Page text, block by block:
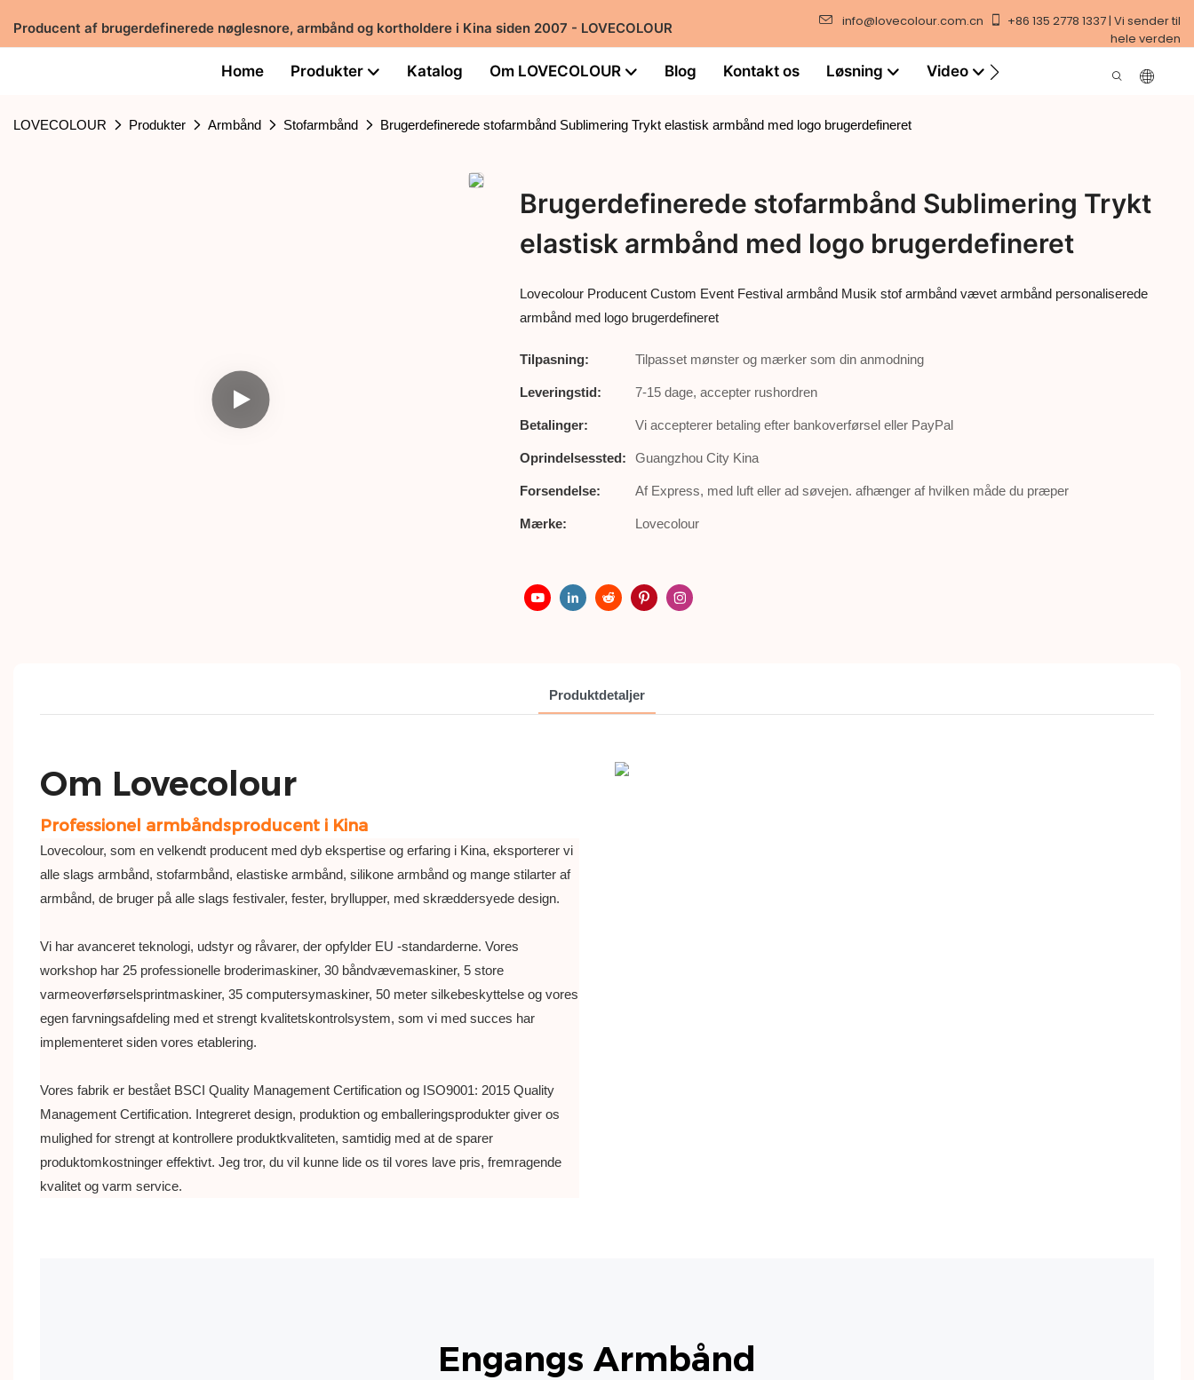
Producent af brugerdefinerede nøglesnore, armbånd og kortholdere i Kina siden 2007 - LOVECOLOUR info@lovecolour.com.cn
+86 135 2778 1337 | Vi sender til
hele verden
Home Produkter Katalog Om LOVECOLOUR Blog Kontakt os Løsning Video
LOVECOLOUR Produkter Armbånd Stofarmbånd Brugerdefinerede stofarmbånd Sublimering Trykt elastisk armbånd med logo brugerdefineret
Brugerdefinerede stofarmbånd Sublimering Trykt
elastisk armbånd med logo brugerdefineret
Lovecolour Producent Custom Event Festival armbånd Musik stof armbånd vævet armbånd personaliserede
armbånd med logo brugerdefineret
Tilpasning: Tilpasset mønster og mærker som din anmodning
Leveringstid: 7-15 dage, accepter rushordren
Betalinger: Vi accepterer betaling efter bankoverførsel eller PayPal
Oprindelsessted: Guangzhou City Kina
Forsendelse: Af Express, med luft eller ad søvejen. afhænger af hvilken måde du præper
Mærke: Lovecolour
Produktdetaljer
Om Lovecolour
Professionel armbåndsproducent i Kina
Lovecolour, som en velkendt producent med dyb ekspertise og erfaring i Kina, eksporterer vi
alle slags armbånd, stofarmbånd, elastiske armbånd, silikone armbånd og mange stilarter af
armbånd, de bruger på alle slags festivaler, fester, bryllupper, med skræddersyede design.
Vi har avanceret teknologi, udstyr og råvarer, der opfylder EU -standarderne. Vores
workshop har 25 professionelle broderimaskiner, 30 båndvævemaskiner, 5 store
varmeoverførselsprintmaskiner, 35 computersymaskiner, 50 meter silkebeskyttelse og vores
egen farvningsafdeling med et strengt kvalitetskontrolsystem, som vi med succes har
implementeret siden vores etablering.
Vores fabrik er bestået BSCI Quality Management Certification og ISO9001: 2015 Quality
Management Certification. Integreret design, produktion og emballeringsprodukter giver os
mulighed for strengt at kontrollere produktkvaliteten, samtidig med at de sparer
produktomkostninger effektivt. Jeg tror, ​​du vil kunne lide os til vores lave pris, fremragende
kvalitet og varm service.